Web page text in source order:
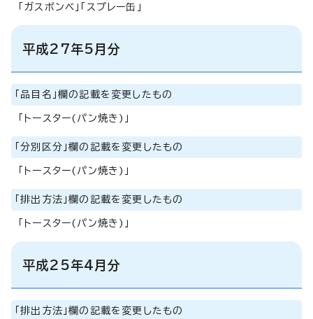
「ガスボンベ」「スプレー缶」
平成27年5月分
「品目名」欄の記載を変更したもの
「トースター(パン焼き)」
「分別区分」欄の記載を変更したもの
「トースター(パン焼き)」
「排出方法」欄の記載を変更したもの
「トースター(パン焼き)」
平成25年4月分
「排出方法」欄の記載を変更したもの